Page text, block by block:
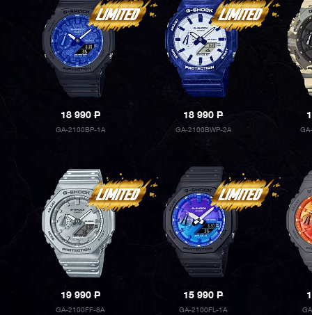
18 990P
GA-2100BP-1A
18 990P
GA-2100BWP-2A
19 990P
GA-2100FF-8A
15 990P
GA-2100FL-1A